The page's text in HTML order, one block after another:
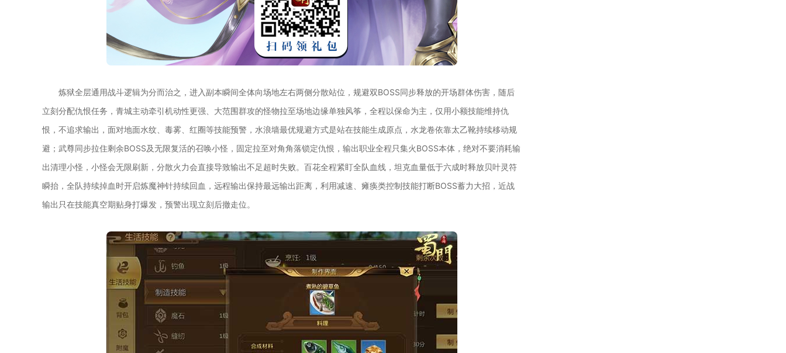
炼狱全层通用战斗逻辑为分而治之，进入副本瞬间全体向场地左右两侧分散站位，规避双BOSS同步释放的开场群体伤害，随后
立刻分配仇恨任务，青城主动牵引机动性更强、大范围群攻的怪物拉至场地边缘单独风筝，全程以保命为主，仅用小额技能维持仇
恨，不追求输出，面对地面水纹、毒雾、红圈等技能预警，水浪墙最优规避方式是站在技能生成原点，水龙卷依靠太乙靴持续移动规
避；武尊同步拉住剩余BOSS及无限复活的召唤小怪，固定拉至对角角落锁定仇恨，输出职业全程只集火BOSS本体，绝对不要消耗输
出清理小怪，小怪会无限刷新，分散火力会直接导致输出不足超时失败。百花全程紧盯全队血线，坦克血量低于六成时释放贝叶灵符
瞬抬，全队持续掉血时开启炼魔神针持续回血，远程输出保持最远输出距离，利用减速、瘫痪类控制技能打断BOSS蓄力大招，近战
输出只在技能真空期贴身打爆发，预警出现立刻后撤走位。